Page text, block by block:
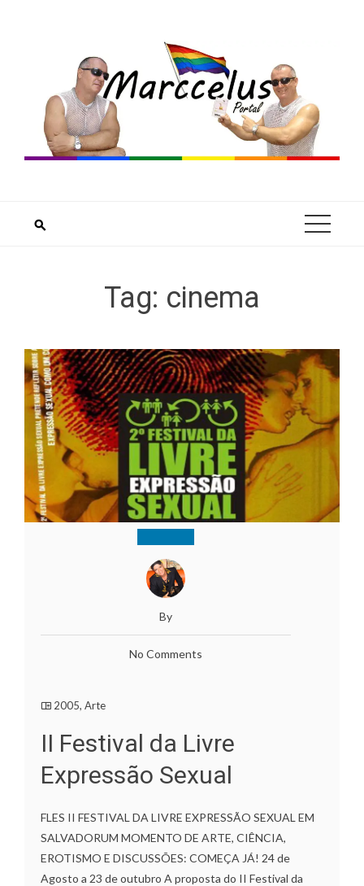
Tag: cinema
By
No Comments
2005, Arte
II Festival da Livre
Expressão Sexual
FLES II FESTIVAL DA LIVRE EXPRESSÃO SEXUAL EM
SALVADORUM MOMENTO DE ARTE, CIÊNCIA,
EROTISMO E DISCUSSÕES: COMEÇA JÁ! 24 de
Agosto a 23 de outubro A proposta do II Festival da